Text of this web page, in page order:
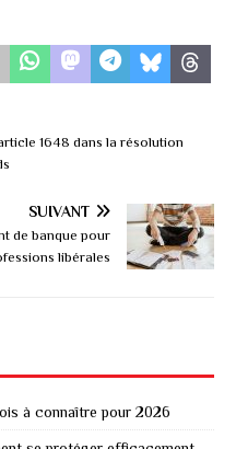
1648 dans la résolution
SUIVANT
de banque pour
libérales
à connaître pour 2026